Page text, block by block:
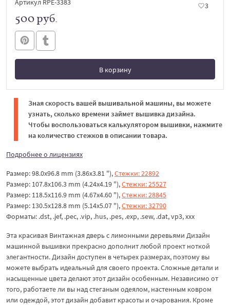
Артикул RPE-3383 3
500 руб.
В корзину
В корзине
Зная скорость вашей вышивальной машины, вы можете
узнать, сколько времени займет вышивка дизайна.
Чтобы воспользоваться калькулятором вышивки, нажмите
на количество стежков в описании товара.
Подробнее о лицензиях
Размер: 98.0x96.8 mm (3.86x3.81 "),Стежки: 22892
Размер: 107.8x106.3 mm (4.24x4.19 "),Стежки: 25527
Размер: 118.5x116.9 mm (4.67x4.60 "),Стежки: 28845
Размер: 130.5x128.8 mm (5.14x5.07 "),Стежки: 32790
Форматы: .dst, .jef, .pec, .vip, .hus, .pes, .exp, .sew, .dat, vp3, ххх
Эта красивая Винтажная дверь с лимонными деревьями Дизайн
машинной вышивки прекрасно дополнит любой проект ноткой
элегантности. Дизайн доступен в четырех размерах, поэтому вы
можете выбрать идеальный для своего проекта. Сложные детали и
насыщенные цвета делают этот дизайн особенным. Независимо от
того, работаете ли вы над стеганым одеялом, настенным ковром
или одеждой, этот дизайн добавит красоты и очарования. Кроме